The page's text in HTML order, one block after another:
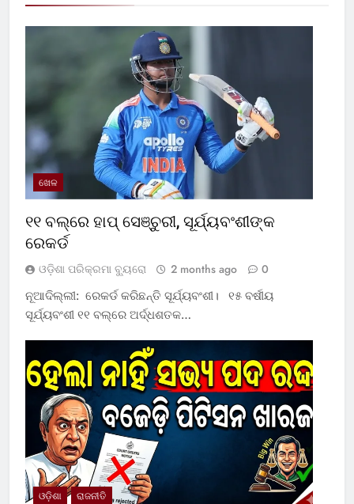
ଖେଳ
୧୧ ବଲ୍‌ରେ ହାପ୍ ସେଞ୍ଚୁରୀ, ସୂର୍ଯ୍ୟବଂଶୀଙ୍କ
ରେକର୍ଡ
ଓଡ଼ିଶା ପରିକ୍ରମା ବ୍ୟୁରୋ 2 months ago 0
ନୂଆଦିଲ୍ଲୀ: ରେକର୍ଡ କରିଛନ୍ତି ସୂର୍ଯ୍ୟବଂଶୀ। ୧୫ ବର୍ଷୀୟ
ସୂର୍ଯ୍ୟବଂଶୀ ୧୧ ବଲ୍‌ରେ ଅର୍ଦ୍ଧଶତକ…
ଓଡ଼ିଶା ରାଜନୀତି